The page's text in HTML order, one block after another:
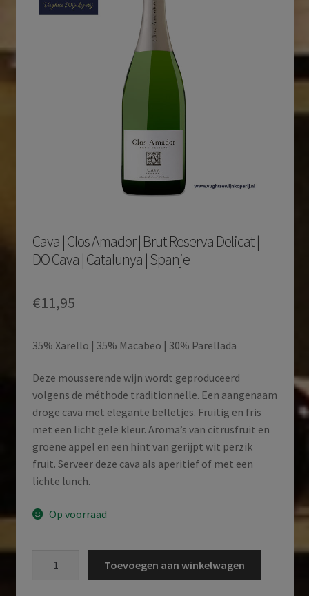
Cava | Clos Amador | Brut Reserva Delicat |
DO Cava | Catalunya | Spanje
€11,95
35% Xarello | 35% Macabeo | 30% Parellada
Deze mousserende wijn wordt geproduceerd
volgens de méthode traditionnelle. Een aangenaam
droge cava met elegante belletjes. Fruitig en fris
met een licht gele kleur. Aroma’s van citrusfruit en
groene appel en een hint van gerijpt wit perzik
fruit. Serveer deze cava als aperitief of met een
lichte lunch.
Op voorraad
Toevoegen aan winkelwagen